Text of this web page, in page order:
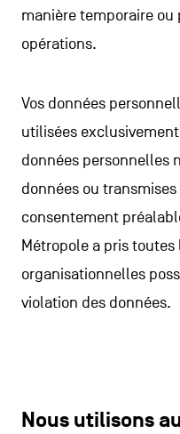
manière temporaire
opérations.
Vos données
utilisées
données personnelles
données ou
consentement
Métropole a pris
organisationnelles
violation des données.
Nous utilisons